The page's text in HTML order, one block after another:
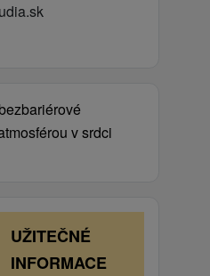
v srdci
UŽITEČNÉ
INFORMACE